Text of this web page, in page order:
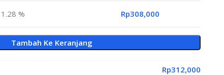
1.28 % Rp308,000
Tambah Ke Keranjang
Rp312,000